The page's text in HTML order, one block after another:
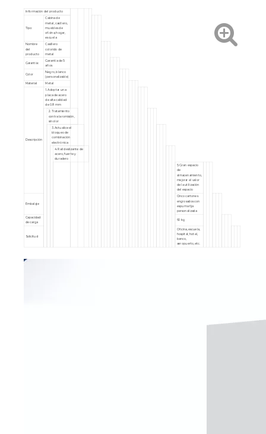
Información del producto
Tipo:
Cabina de
metal, casillero,
muebles de
oficina, hogar,
escuela
Nombre
del
producto
Casillero
colorido de
metal
Garantía:
Garantía de 5
años
Color
Negro, blanco
(personalizable)
Material
Metal
Descripción
1. Adoptar una
placa de acero
de alta calidad
de 0.8 mm
2. Tratamiento
contra la romisión,
sin olor
3. Actualice el
bloqueo de
combinación
electrónica
4. Rail deslizante de
acero, fuerte y
duradero
5. Gran espacio
de
almacenamiento,
mejorar el valor
de la utilización
del espacio
Embalaje
Cinco cartones
engrosados ​​con
espuma fija
personalizada
Capacidad
de carga
60 kg
Solicitud
Oficina, escuela,
hospital, hotel,
banco,
aeropuerto, etc.